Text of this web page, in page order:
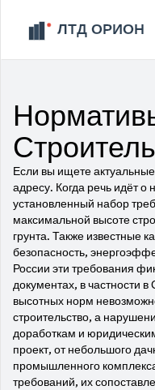
Если вы ищете актуальные
адресу. Когда речь идёт о
установленный набор
максимальной высоте
грунта. Также известные
безопасность,
России эти требования
документах, в частности
высотных норм
строительство, а
доработкам и
проект, от небольшого
промышленного
требований, их